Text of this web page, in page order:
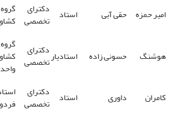
امیر حمزه حقی آبی استاد دکترای
تخصصی
هوشنگ حسونی زاده استادیاردکترای
تخصصی
کامران
داوری استاد دکترای
تخصصی